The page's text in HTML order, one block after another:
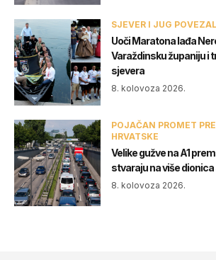
SJEVER I JUG
Uoči Maratona lađa
Varaždinsku županiju i
sjevera
8. kolovoza 2026.
POJAČAN PROMET
HRVATSKE
Velike gužve na A1
stvaraju na više
8. kolovoza 2026.